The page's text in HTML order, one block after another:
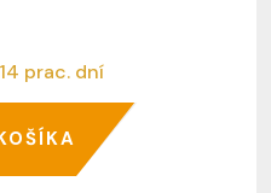
prac. dní